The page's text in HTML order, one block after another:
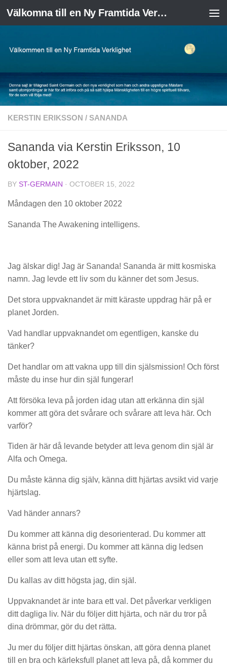
Skip to content Välkomna till en Ny Framtida Verklighet
KERSTIN ERIKSSON / SANANDA
Sananda via Kerstin Eriksson, 10
oktober, 2022
BY ST-GERMAIN · OCTOBER 15, 2022
Måndagen den 10 oktober 2022
Sananda The Awakening intelligens.
Jag älskar dig! Jag är Sananda! Sananda är mitt kosmiska
namn. Jag levde ett liv som du känner det som Jesus.
Det stora uppvaknandet är mitt käraste uppdrag här på er
planet Jorden.
Vad handlar uppvaknandet om egentligen, kanske du
tänker?
Det handlar om att vakna upp till din själsmission! Och först
måste du inse hur din själ fungerar!
Att försöka leva på jorden idag utan att erkänna din själ
kommer att göra det svårare och svårare att leva här. Och
varför?
Tiden är här då levande betyder att leva genom din själ är
Alfa och Omega.
Du måste känna dig själv, känna ditt hjärtas avsikt vid varje
hjärtslag.
Vad händer annars?
Du kommer att känna dig desorienterad. Du kommer att
känna brist på energi. Du kommer att känna dig ledsen
eller som att leva utan ett syfte.
Du kallas av ditt högsta jag, din själ.
Uppvaknandet är inte bara ett val. Det påverkar verkligen
ditt dagliga liv. När du följer ditt hjärta, och när du tror på
dina drömmar, gör du det rätta.
Ju mer du följer ditt hjärtas önskan, att göra denna planet
till en bra och kärleksfull planet att leva på, då kommer du